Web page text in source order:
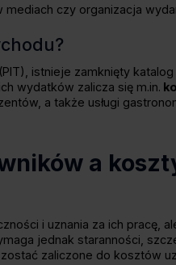
czy organizacja
istnieje zamknięty
wydatków zalicza się m.in.
a także usługi
a
i uznania za ich pracę,
jednak staranności,
zaliczone do kosztów